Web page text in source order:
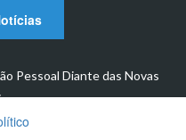
Pessoal Diante das Novas
um…